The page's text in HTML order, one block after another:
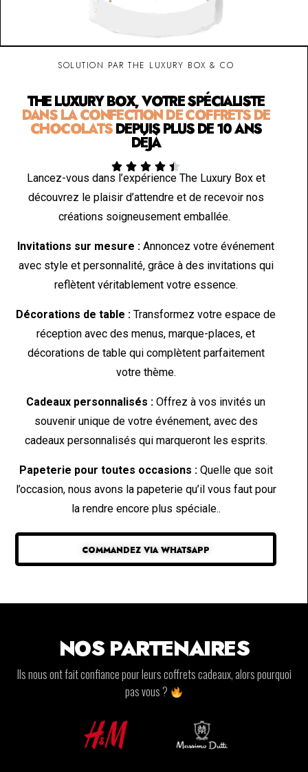
SOLUTION PAR THE LUXURY BOX & CO
THE LUXURY BOX, VOTRE SPÉCIALISTE
DANS LA CONFECTION DE COFFRETS DE
CHOCOLATSDEPUIS PLUS DE 10 ANS
DÉJÀ
    
Lancez-vous dans l’expérience The Luxury Box et
découvrez le plaisir d’attendre et de recevoir nos
créations soigneusement emballée.
Invitations sur mesure : Annoncez votre événement
avec style et personnalité, grâce à des invitations qui
reflètent véritablement votre essence.
Décorations de table : Transformez votre espace de
réception avec des menus, marque-places, et
décorations de table qui complètent parfaitement
votre thème.
Cadeaux personnalisés : Offrez à vos invités un
souvenir unique de votre événement, avec des
cadeaux personnalisés qui marqueront les esprits.
Papeterie pour toutes occasions :Quelle que soit
l’occasion, nous avons la papeterie qu’il vous faut pour
la rendre encore plus spéciale..
COMMANDEZ VIA WHATSAPP
NOS PARTENAIRES
Ils nous ont fait confiance pour leurs coffrets cadeaux, alors pourquoi
pas vous ?